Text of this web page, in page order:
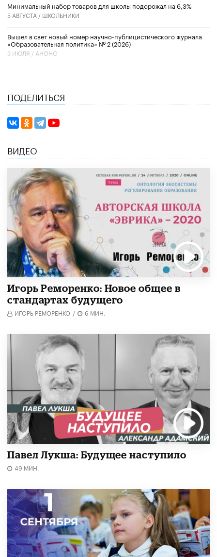
Минимальный набор товаров для школы подорожал на 6,3%
5 АВГУСТА / ШКОЛЬНИКИ
Вышел в свет новый номер научно-публицистического журнала
«Образовательная политика» № 2 (2026)
3 ИЮЛЯ / АНОНС
ПОДЕЛИТЬСЯ
ВИДЕО
Игорь Реморенко: Новое общее в
стандартах будущего
ИГОРЬ РЕМОРЕНКО / 6 МИН.
Павел Лукша: Будущее наступило
49 МИН.